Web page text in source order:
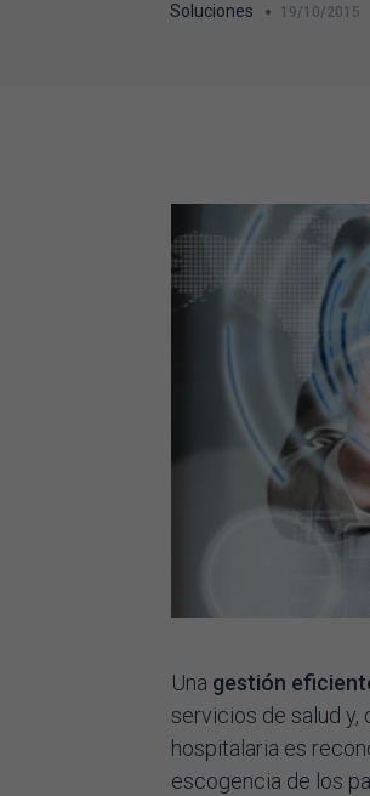
Soluciones 19/10/2015
Una gestión
servicios de salud y,
hospitalaria es
escogencia de los